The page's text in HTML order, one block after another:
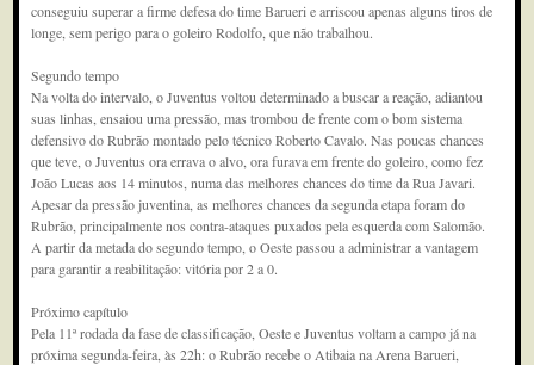
conseguiu superar a firme defesa do time Barueri e arriscou apenas alguns tiros de
longe, sem perigo para o goleiro Rodolfo, que não trabalhou.
Segundo tempo
Na volta do intervalo, o Juventus voltou determinado a buscar a reação, adiantou
suas linhas, ensaiou uma pressão, mas trombou de frente com o bom sistema
defensivo do Rubrão montado pelo técnico Roberto Cavalo. Nas poucas chances
que teve, o Juventus ora errava o alvo, ora furava em frente do goleiro, como fez
João Lucas aos 14 minutos, numa das melhores chances do time da Rua Javari.
Apesar da pressão juventina, as melhores chances da segunda etapa foram do
Rubrão, principalmente nos contra-ataques puxados pela esquerda com Salomão.
A partir da metada do segundo tempo, o Oeste passou a administrar a vantagem
para garantir a reabilitação: vitória por 2 a 0.
Próximo capítulo
Pela 11ª rodada da fase de classificação, Oeste e Juventus voltam a campo já na
próxima segunda-feira, às 22h: o Rubrão recebe o Atibaia na Arena Barueri,